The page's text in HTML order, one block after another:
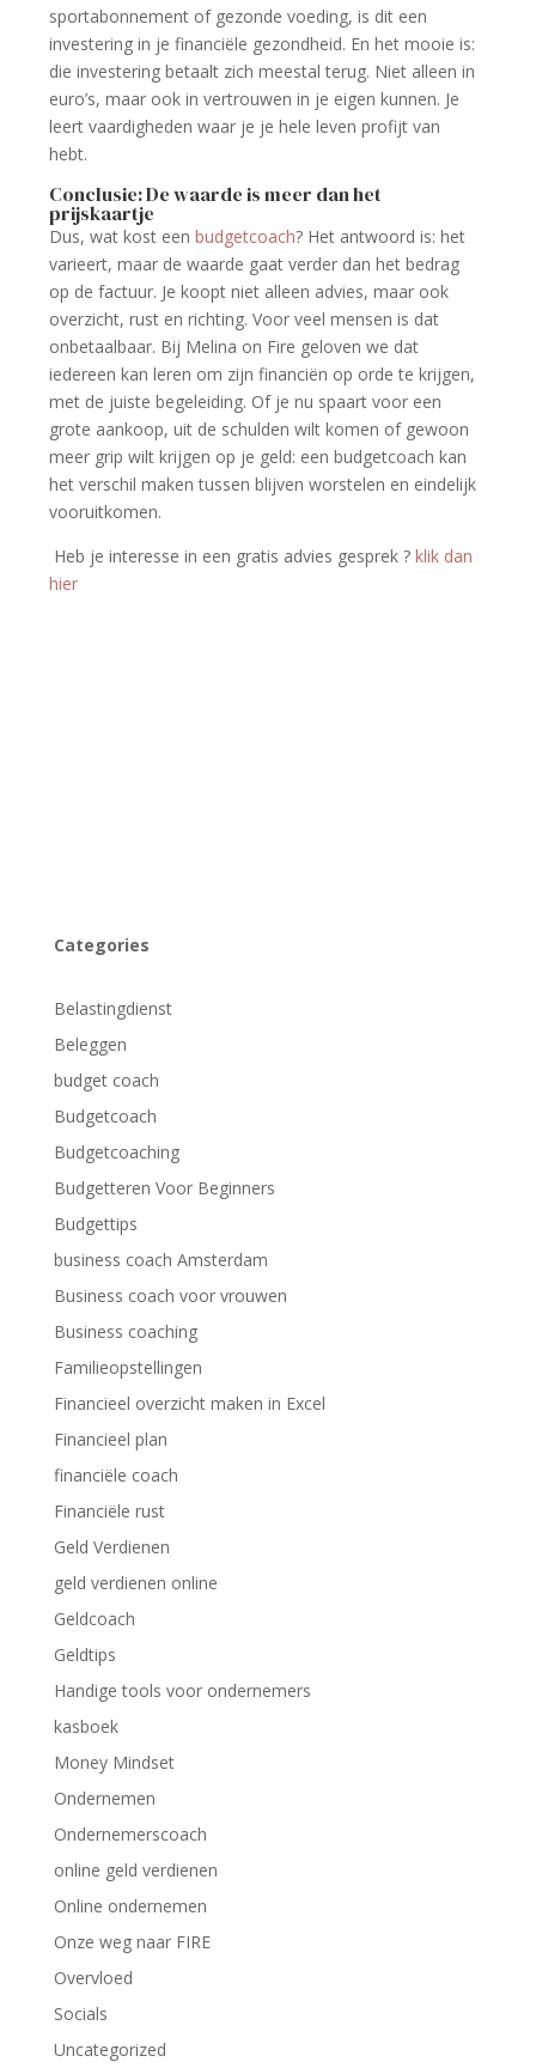
sportabonnement of gezonde voeding, is dit een
investering in je financiële gezondheid. En het mooie is:
die investering betaalt zich meestal terug. Niet alleen in
euro’s, maar ook in vertrouwen in je eigen kunnen. Je
leert vaardigheden waar je je hele leven profijt van
hebt.
Conclusie: De waarde is meer dan het
prijskaartje
Dus, wat kost een budgetcoach? Het antwoord is: het
varieert, maar de waarde gaat verder dan het bedrag
op de factuur. Je koopt niet alleen advies, maar ook
overzicht, rust en richting. Voor veel mensen is dat
onbetaalbaar. Bij Melina on Fire geloven we dat
iedereen kan leren om zijn financiën op orde te krijgen,
met de juiste begeleiding. Of je nu spaart voor een
grote aankoop, uit de schulden wilt komen of gewoon
meer grip wilt krijgen op je geld: een budgetcoach kan
het verschil maken tussen blijven worstelen en eindelijk
vooruitkomen.
Heb je interesse in een gratis advies gesprek ­­? klik dan
hier
Categories
Belastingdienst
Beleggen
budget coach
Budgetcoach
Budgetcoaching
Budgetteren Voor Beginners
Budgettips
business coach Amsterdam
Business coach voor vrouwen
Business coaching
Familieopstellingen
Financieel overzicht maken in Excel
Financieel plan
financiële coach
Financiële rust
Geld Verdienen
geld verdienen online
Geldcoach
Geldtips
Handige tools voor ondernemers
kasboek
Money Mindset
Ondernemen
Ondernemerscoach
online geld verdienen
Online ondernemen
Onze weg naar FIRE
Overvloed
Socials
Uncategorized